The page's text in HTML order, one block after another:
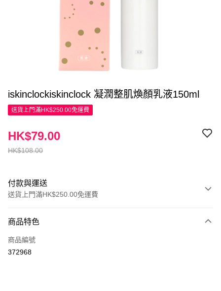
iskinclockiskinclock 凝潤整肌煥顏乳液150ml
送貨上門滿HK$250.00免運費
HK$108.00
HK$79.00
付款與運送
送貨上門滿HK$250.00免運費
信用卡
Apple Pay
商品特色
商品編號
372968